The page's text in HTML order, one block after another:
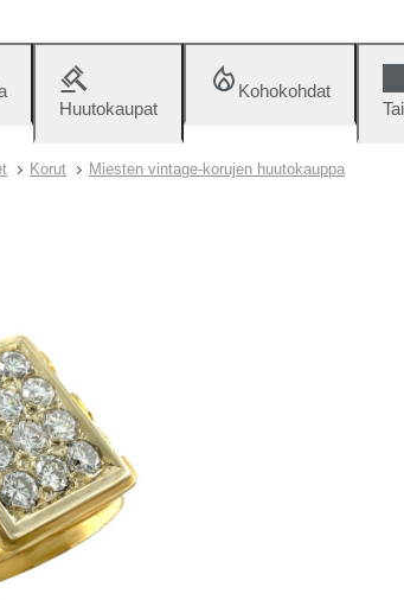
Huutokaupat
Kohokohdat
Korut Miesten vintage-korujen huutokauppa